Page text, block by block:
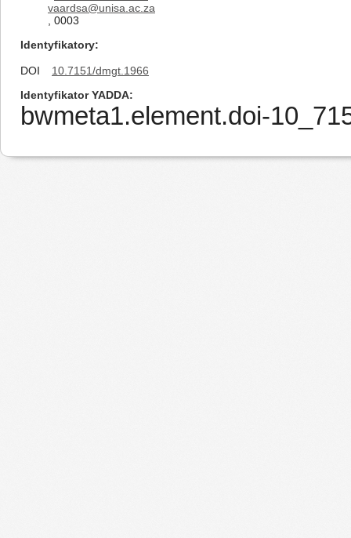
vaardsa@unisa.ac.za
, 0003
Identyfikatory
DOI
10.7151/dmgt.1966
Identyfikator YADDA
bwmeta1.element.doi-